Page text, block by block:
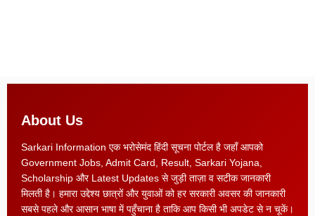
About Us
Sarkari Information एक भरोसेमंद हिंदी सूचना पोर्टल है जहाँ आपको
Government Jobs, Admit Card, Result, Sarkari Yojana,
Scholarship और Latest Updates से जुड़ी ताज़ा व सटीक जानकारी
मिलती है। हमारा उद्देश्य छात्रों और युवाओं को हर सरकारी अवसर की जानकारी
सबसे पहले और आसान भाषा में पहुँचाना है ताकि आप किसी भी अपडेट से न चूकें।